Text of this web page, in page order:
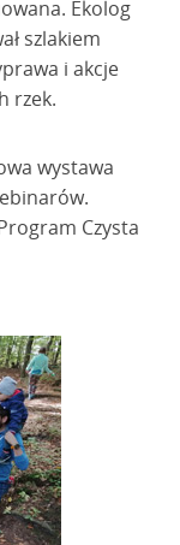
Ekolog
szlakiem
i akcje
rzek.
wystawa
Czysta